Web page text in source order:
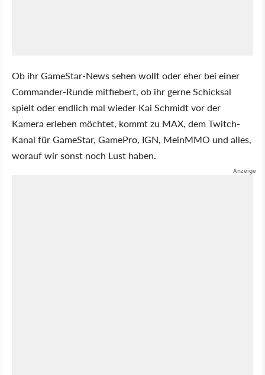
Ob ihr GameStar-News sehen wollt oder eher bei einer
Commander-Runde mitfiebert, ob ihr gerne Schicksal
spielt oder endlich mal wieder Kai Schmidt vor der
Kamera erleben möchtet, kommt zu MAX, dem Twitch-
Kanal für GameStar, GamePro, IGN, MeinMMO und alles,
worauf wir sonst noch Lust haben.